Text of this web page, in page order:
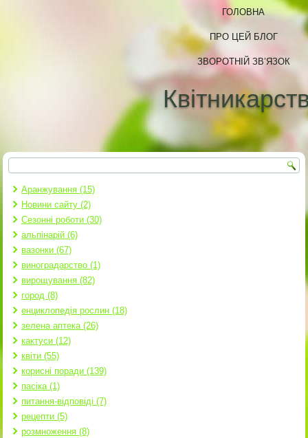
ГОЛОВНА
ПРО ЦЕЙ БЛОГ
ЗВОРОТНІЙ ЗВ’ЯЗОК
Пошукова форма
Пошук
Аранжування (15)
Новини сайту (2)
Сезонні роботи (30)
альпінарій (6)
вазонки (67)
виноградарство (1)
вирощування (82)
город (8)
енциклопедія рослин (18)
зелена аптека (26)
кактуси (12)
квіти (55)
корисні поради (139)
пасіка (1)
питання-відповіді (7)
рецепти (5)
розмноження (8)